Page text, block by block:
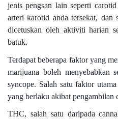
jenis pengsan lain seperti
arteri karotid anda tersekat, dan
dicetuskan oleh aktiviti harian
batuk.
Terdapat beberapa faktor yang
marijuana boleh menyebabkan
syncope. Salah satu faktor
yang berlaku akibat pengambilan
THC, salah satu daripada